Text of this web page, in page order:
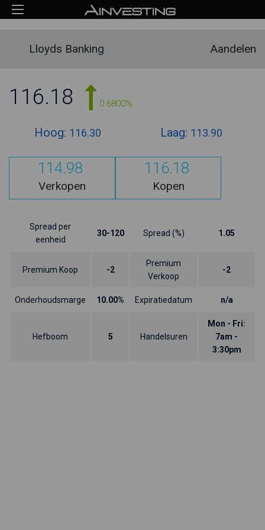
Lloyds Banking Aandelen
116.18 0.6800%
Hoog: 116.30 Laag: 113.90
114.98
Verkopen
116.18
Kopen
Spread per
eenheid
30-120 Spread (%) 1.05
Premium Koop -2
Premium
Verkoop
-2
Onderhoudsmarge 10.00% Expiratiedatum n/a
Hefboom 5 Handelsuren
Mon - Fri:
7am -
3:30pm